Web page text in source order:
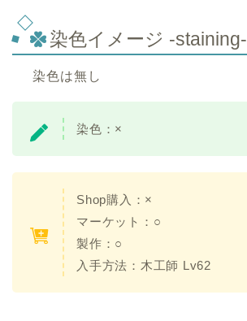
染色イメージ -staining-
染色は無し
染色：×
Shop購入：×
マーケット：○
製作：○
入手方法：木工師 Lv62